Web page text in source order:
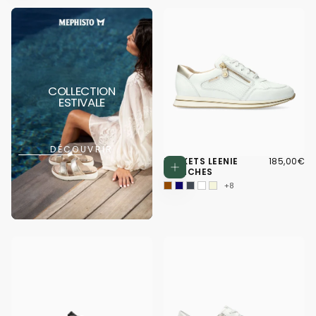
COLLECTION
ESTIVALE
DÉCOUVRIR
Choisissez
BASKETS LEENIE
BLANCHES
185,00€
PRIX
185,00€
+8